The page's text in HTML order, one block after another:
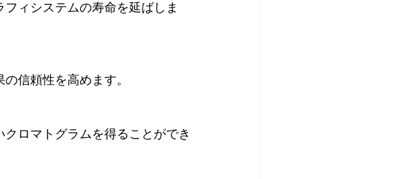
ィシステムの寿命を延ばしま
信頼性を高めます。
ロマトグラムを得ることができ